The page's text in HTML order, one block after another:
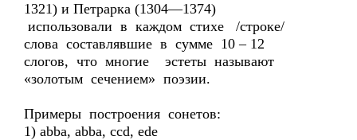
1321) и Петрарка (1304—1374)
использовали в каждом стихе /строке/
слова составлявшие в сумме 10 – 12
слогов, что многие эстеты называют
«золотым сечением» поэзии.
Примеры построения сонетов:
1) abba, abba, ccd, ede